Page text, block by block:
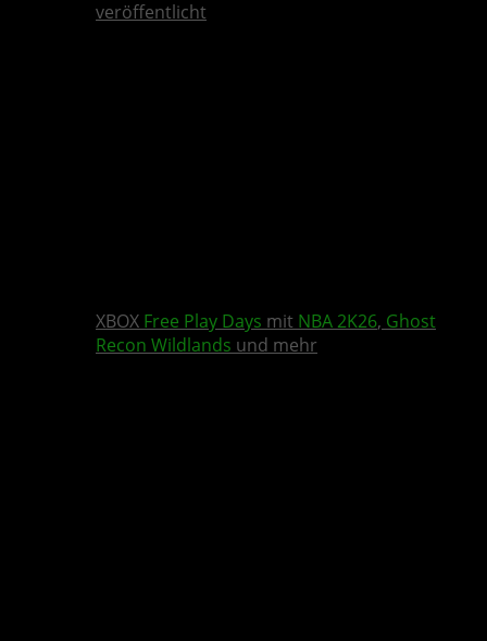
veröffentlicht
XBOX Free Play Days mit NBA 2K26, Ghost
Recon Wildlands und mehr